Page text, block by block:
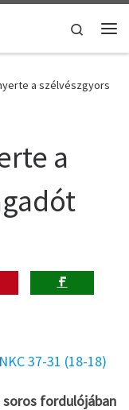
Search
a szélvészgyors
a
37-31 (18-18)
soros fordulójában